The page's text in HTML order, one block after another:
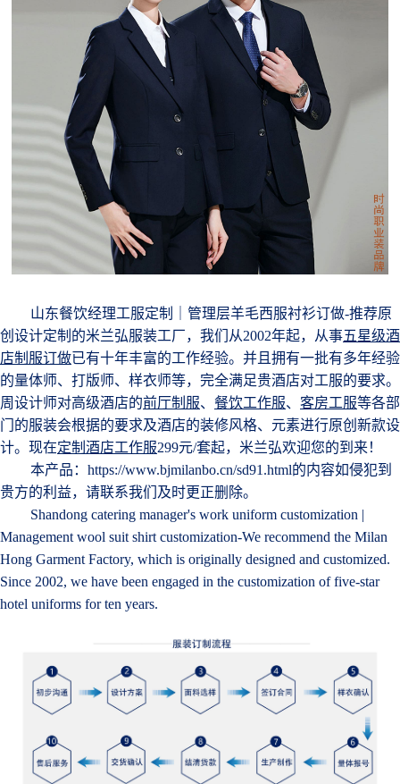
山东餐饮经理工服定制｜管理层羊毛西服衬衫订做-推荐原
创设计定制的米兰弘服装工厂，我们从2002年起，从事五星级酒
店制服订做已有十年丰富的工作经验。并且拥有一批有多年经验
的量体师、打版师、样衣师等，完全满足贵酒店对工服的要求。
周设计师对高级酒店的前厅制服、 餐饮工作服、 客房工服等各部
门的服装会根据的要求及酒店的装修风格、元素进行原创新款设
计。现在定制酒店工作服299元/套起，米兰弘欢迎您的到来！
本产品：https://www.bjmilanbo.cn/sd91.html的内容如侵犯到
贵方的利益，请联系我们及时更正删除。
Shandong catering manager's work uniform customization |
Management wool suit shirt customization-We recommend the Milan
Hong Garment Factory, which is originally designed and customized.
Since 2002, we have been engaged in the customization of five-star
hotel uniforms for ten years.